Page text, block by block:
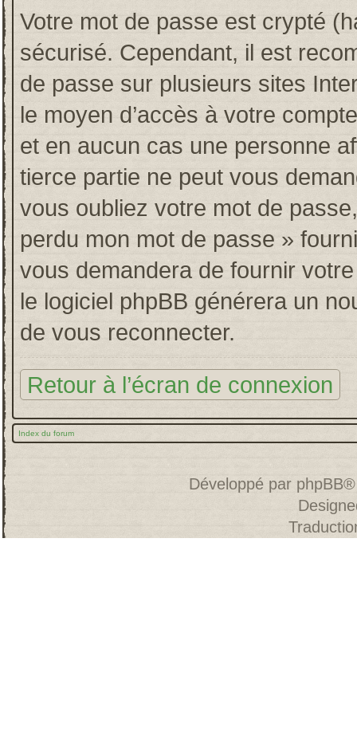
Votre mot de passe est crypté
sécurisé. Cependant, il est
de passe sur plusieurs sites
le moyen d’accès à votre
et en aucun cas une personne
tierce partie ne peut vous
vous oubliez votre mot de
perdu mon mot de passe »
vous demandera de fournir
le logiciel phpBB générera un
de vous reconnecter.
Retour à l’écran de connexion
Index du forum
Développé par phpBB®